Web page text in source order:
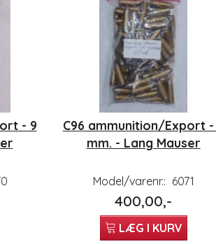
- 9
C96 ammunition/Export -
mm. - Lang Mauser
Model/varenr.: 6071
400,00,-
LÆG I KURV